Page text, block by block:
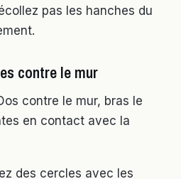
pas les hanches du
contre le mur
contre le mur, bras le
en contact avec la
des cercles avec les